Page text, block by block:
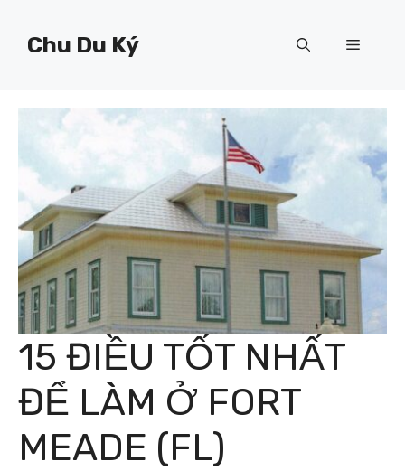
Chu Du Ký Menu
15 ĐIỀU TỐT NHẤT
ĐỂ LÀM Ở FORT
MEADE (FL)